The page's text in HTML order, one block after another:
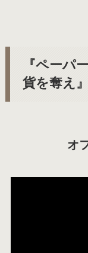
『ペーパ
貨を奪え
オ